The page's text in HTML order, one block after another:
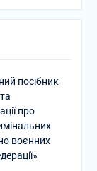
посібник
про
воєнних